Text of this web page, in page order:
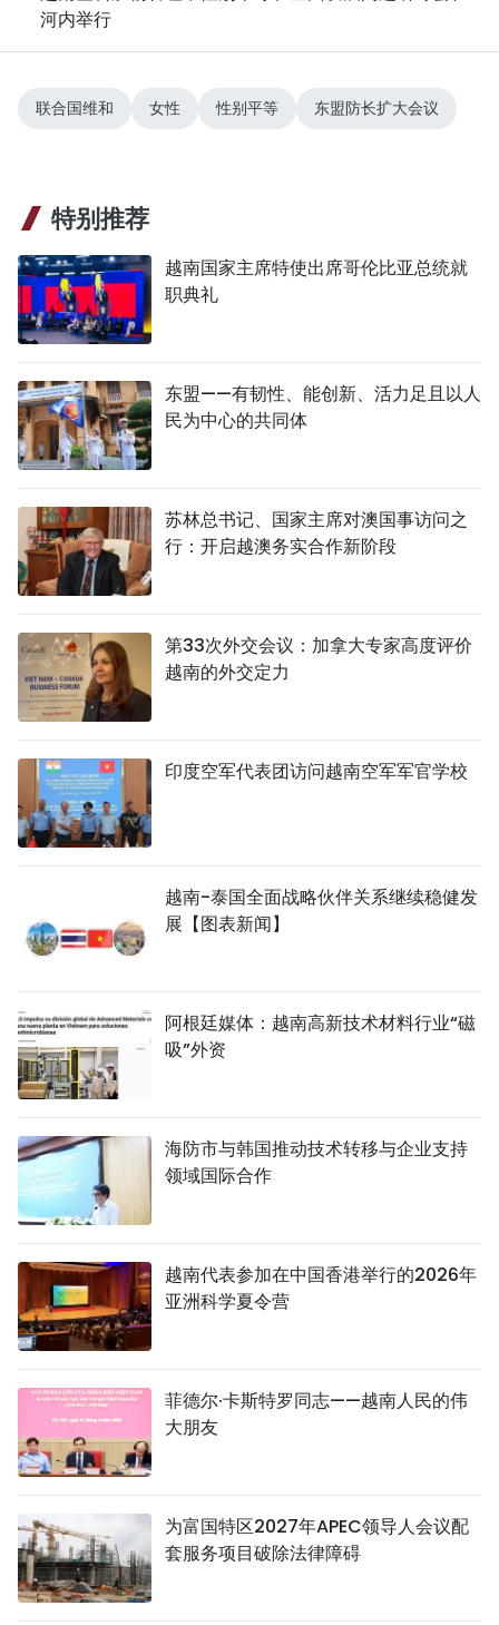
河内举行
联合国维和 女性 性别平等 东盟防长扩大会议
特别推荐
越南国家主席特使出席哥伦比亚总统就
职典礼
东盟——有韧性、能创新、活力足且以人
民为中心的共同体
苏林总书记、国家主席对澳国事访问之
行：开启越澳务实合作新阶段
第33次外交会议：加拿大专家高度评价
越南的外交定力
印度空军代表团访问越南空军军官学校
越南-泰国全面战略伙伴关系继续稳健发
展【图表新闻】
阿根廷媒体：越南高新技术材料行业“磁
吸”外资
海防市与韩国推动技术转移与企业支持
领域国际合作
越南代表参加在中国香港举行的2026年
亚洲科学夏令营
菲德尔·卡斯特罗同志——越南人民的伟
大朋友
为富国特区2027年APEC领导人会议配
套服务项目破除法律障碍